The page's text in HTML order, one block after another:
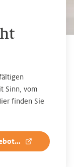
Sinn, vom
finden Sie
Zu unseren Job- und Stellenangeboten